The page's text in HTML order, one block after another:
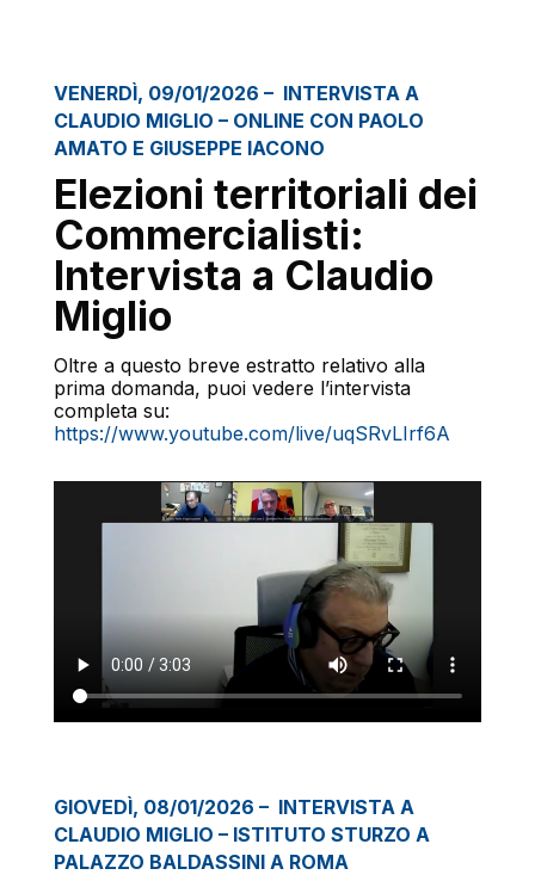
VENERDÌ, 09/01/2026 – INTERVISTA A
CLAUDIO MIGLIO – ONLINE CON PAOLO
AMATO E GIUSEPPE IACONO
Elezioni territoriali dei
Commercialisti:
Intervista a Claudio
Miglio
Oltre a questo breve estratto relativo alla
prima domanda, puoi vedere l’intervista
completa su:
https://www.youtube.com/live/uqSRvLIrf6A
GIOVEDÌ, 08/01/2026 – INTERVISTA A
CLAUDIO MIGLIO – ISTITUTO STURZO A
PALAZZO BALDASSINI A ROMA